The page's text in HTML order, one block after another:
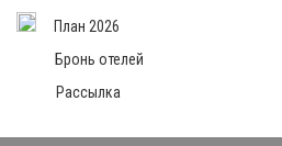
План 2026
Бронь отелей
Рассылка